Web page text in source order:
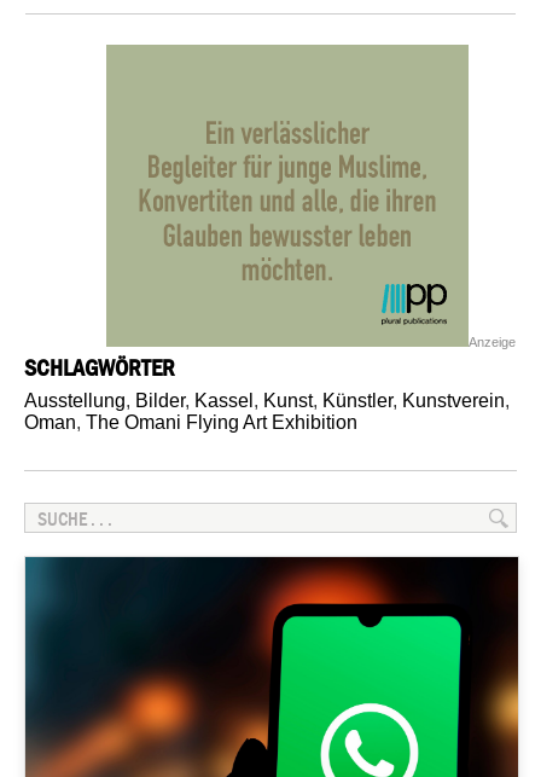
Anzeige
SCHLAGWÖRTER
Ausstellung, Bilder, Kassel , Kunst, Künstler, Kunstverein,
Oman, The Omani Flying Art Exhibition